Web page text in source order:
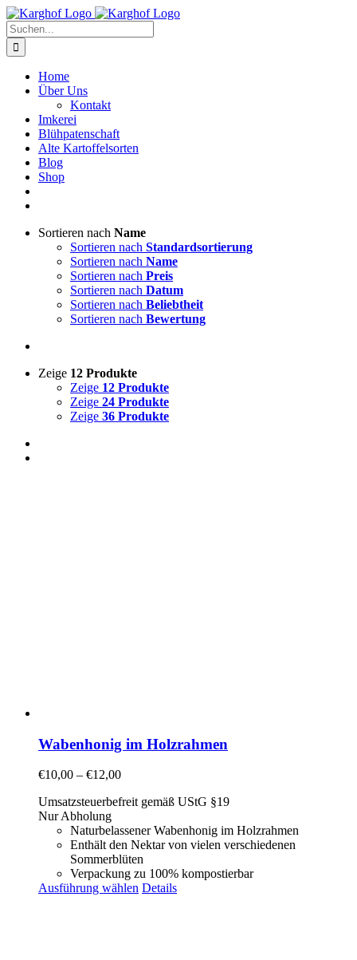
Zum
Inhalt
springen
Instagram
Facebook
Suche
nach:
Home
Über Uns
Kontakt
Imkerei
Blühpatenschaft
Alte Kartoffelsorten
Blog
Shop
Sortieren nach Name
Sortieren nach Standardsortierung
Sortieren nach Name
Sortieren nach Preis
Sortieren nach Datum
Sortieren nach Beliebtheit
Sortieren nach Bewertung
Zeige 12 Produkte
Zeige 12 Produkte
Zeige 24 Produkte
Zeige 36 Produkte
Wabenhonig im Holzrahmen
€10,00 – €12,00
Umsatzsteuerbefreit gemäß UStG §19
Nur Abholung
Naturbelassener Wabenhonig im Holzrahmen
Enthält den Nektar von vielen verschiedenen
Sommerblüten
Verpackung zu 100% kompostierbar
Ausführung wählen Details